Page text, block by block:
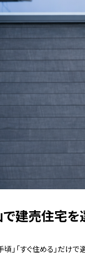
建売住宅を
」「すぐ住める」だけで